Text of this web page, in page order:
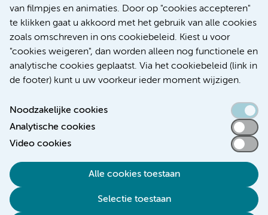
van filmpjes en animaties. Door op "cookies accepteren"
te klikken gaat u akkoord met het gebruik van alle cookies
zoals omschreven in ons cookiebeleid. Kiest u voor
"cookies weigeren", dan worden alleen nog functionele en
analytische cookies geplaatst. Via het cookiebeleid (link in
de footer) kunt u uw voorkeur ieder moment wijzigen.
Noodzakelijke cookies
Analytische cookies
Video cookies
Alle cookies toestaan
Selectie toestaan
Meer
Toegankelijkheidsverklaring
Algemene privacyverklaring